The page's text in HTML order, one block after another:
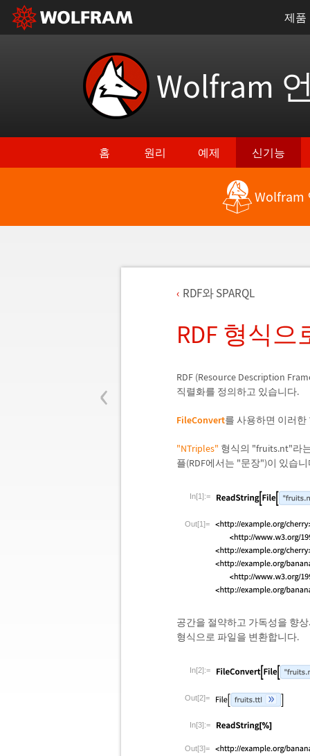
제품
Wolfram
홈 원리 예제 신기능
Wolfram
‹
RDF와 SPARQL
RDF 형식
RDF (Resource Description
직렬화를 정의하고 있습니다.
FileConvert를 사용하면 이러
"NTriples" 형식의 "fruits.nt"라
플(RDF에서는 "문장")이 있습
In[1]:=
Out[1]=
공간을 절약하고 가독성을 향
형식으로 파일을 변환합니다.
In[2]:=
Out[2]=
In[3]:=
Out[3]=